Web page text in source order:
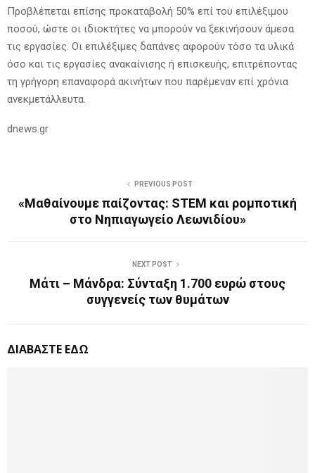
Προβλέπεται επίσης προκαταβολή 50% επί του επιλέξιμου
ποσού, ώστε οι ιδιοκτήτες να μπορούν να ξεκινήσουν άμεσα
τις εργασίες. Οι επιλέξιμες δαπάνες αφορούν τόσο τα υλικά
όσο και τις εργασίες ανακαίνισης ή επισκευής, επιτρέποντας
τη γρήγορη επαναφορά ακινήτων που παρέμεναν επί χρόνια
ανεκμετάλλευτα.
dnews.gr
PREVIOUS POST
«Μαθαίνουμε παίζοντας: STEM και ρομποτική
στο Νηπιαγωγείο Λεωνιδίου»
NEXT POST
Μάτι – Μάνδρα: Σύνταξη 1.700 ευρώ στους
συγγενείς των θυμάτων
ΔΙΑΒΑΣΤΕ ΕΔΩ